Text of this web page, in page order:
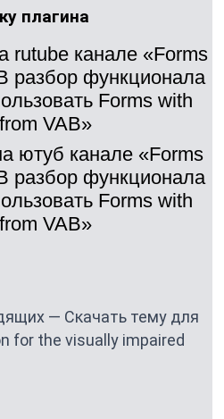
плагина
rutube канале «Forms
разбор функционала
Forms with
VAB»
ютуб канале «Forms
разбор функционала
Forms with
VAB»
— Скачать тему для
for the visually impaired